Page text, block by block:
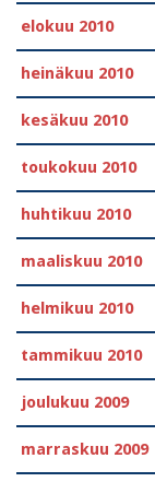
elokuu 2010
heinäkuu 2010
kesäkuu 2010
toukokuu 2010
huhtikuu 2010
maaliskuu 2010
helmikuu 2010
tammikuu 2010
joulukuu 2009
marraskuu 2009